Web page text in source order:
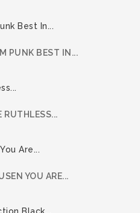
PUNK BEST IN...
RUTHLESS...
YOU ARE...